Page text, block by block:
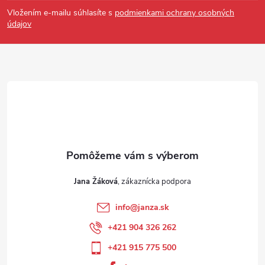
Vložením e-mailu súhlasíte s podmienkami ochrany osobných
údajov
Jana Žáková
info@janza.sk
+421 904 326 262
+421 915 775 500